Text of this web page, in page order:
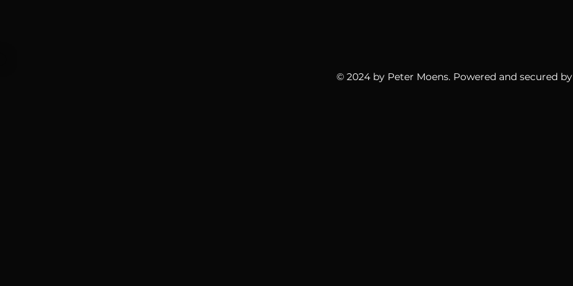
© 2024 by Peter Moens. Powered and secured by